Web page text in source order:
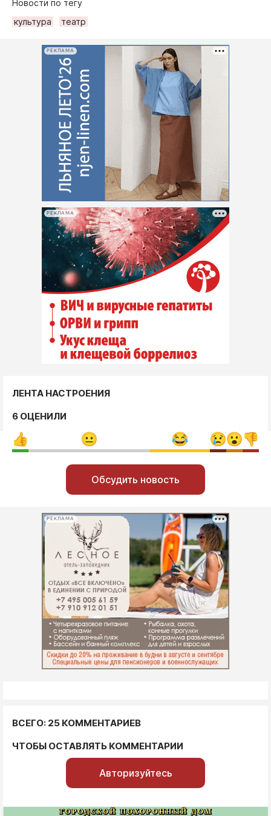
Новости по тегу
культура
театр
РЕКЛАМА
РЕКЛАМА
ЛЕНТА НАСТРОЕНИЯ
6 ОЦЕНИЛИ
Обсудить новость
РЕКЛАМА
ВСЕГО: 25 КОММЕНТАРИЕВ
ЧТОБЫ ОСТАВЛЯТЬ КОММЕНТАРИИ
Авторизуйтесь